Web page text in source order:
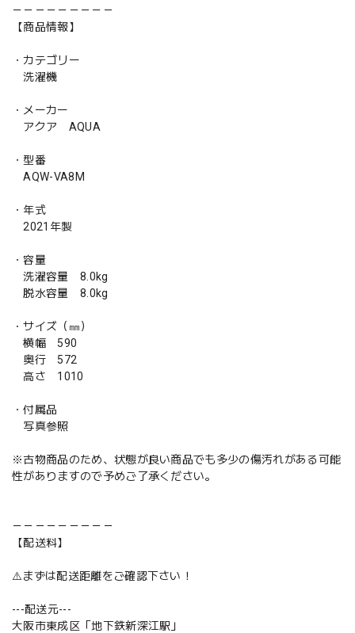
－－－－－－－－－
【商品情報】
・カテゴリー
洗濯機
・メーカー
アクア AQUA
・型番
AQW-VA8M
・年式
2021年製
・容量
洗濯容量 8.0kg
脱水容量 8.0kg
・サイズ（㎜）
横幅 590
奥行 572
高さ 1010
・付属品
写真参照
※古物商品のため、状態が良い商品でも多少の傷汚れがある可能
性がありますので予めご了承ください。
－－－－－－－－－
【配送料】
⚠️まずは配送距離をご確認下さい！
---配送元---
大阪市東成区「地下鉄新深江駅」